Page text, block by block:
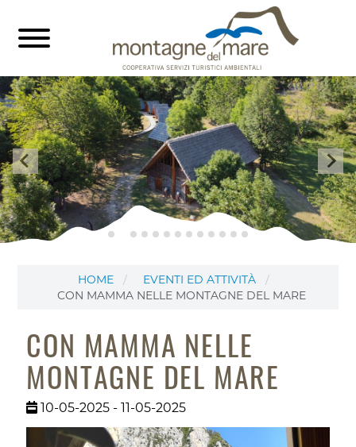
HOME
EVENTI ED ATTIVITÀ
CON MAMMA NELLE MONTAGNE DEL MARE
CON MAMMA NELLE
MONTAGNE DEL MARE
10-05-2025 - 11-05-2025